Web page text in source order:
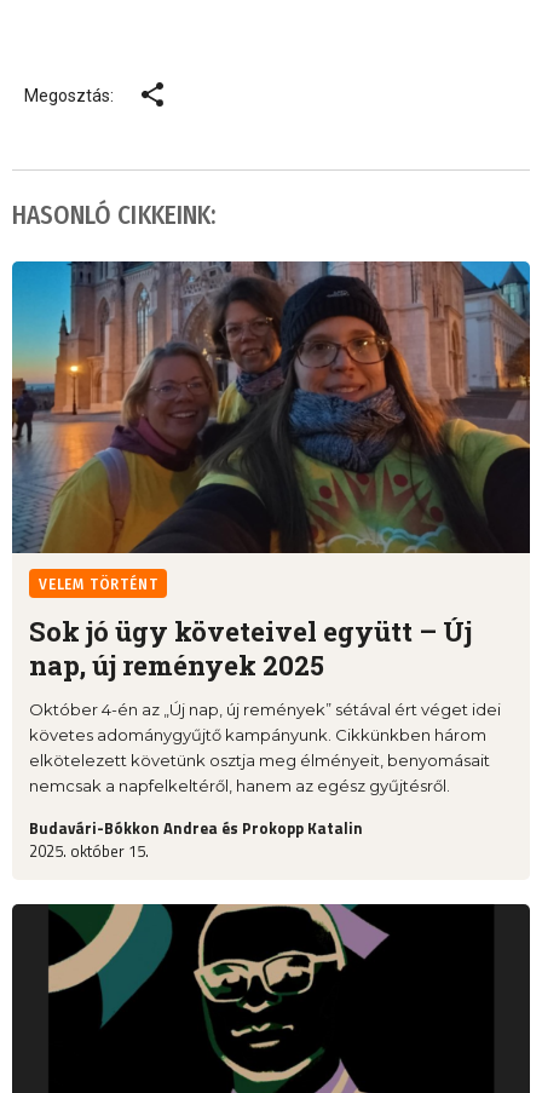
Megosztás:
HASONLÓ CIKKEINK:
VELEM TÖRTÉNT
Sok jó ügy követeivel együtt – Új
nap, új remények 2025
Október 4-én az „Új nap, új remények” sétával ért véget idei
követes adománygyűjtő kampányunk. Cikkünkben három
elkötelezett követünk osztja meg élményeit, benyomásait
nemcsak a napfelkeltéről, hanem az egész gyűjtésről.
Budavári-Bókkon Andrea és Prokopp Katalin
2025. október 15.